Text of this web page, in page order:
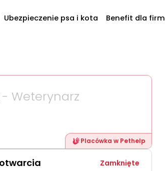
Ubezpieczenie psa i kota Benefit dla firm
- Weterynarz
Placówka w Pethelp
Zamknięte